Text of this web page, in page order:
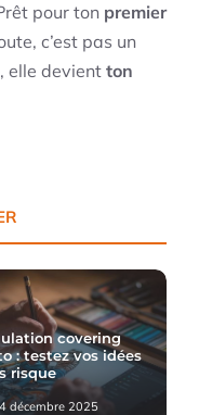
pour ton premier
c’est pas un
elle devient ton
covering
: testez vos idées
risque
décembre 2025